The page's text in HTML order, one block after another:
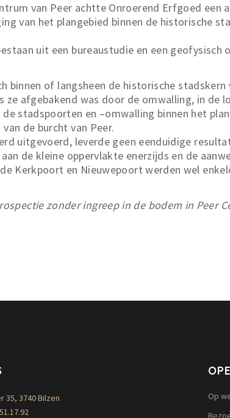
van Peer achtte Onroerend Erfgoed een
van het plangebied binnen de historische
uit een bureaustudie en een geofysisch
of langsheen de historische
afgebakend was door de omwalling, in de
stadspoorten en –omwalling binnen het
de burcht van Peer.
uitgevoerd, leverde geen eenduidige
de kleine oppervlakte enerzijds en de
Kerkpoort en Nieuwepoort werden wel
zonder ingreep in de bodem in Peer
35, 3740 Bilzen
Op